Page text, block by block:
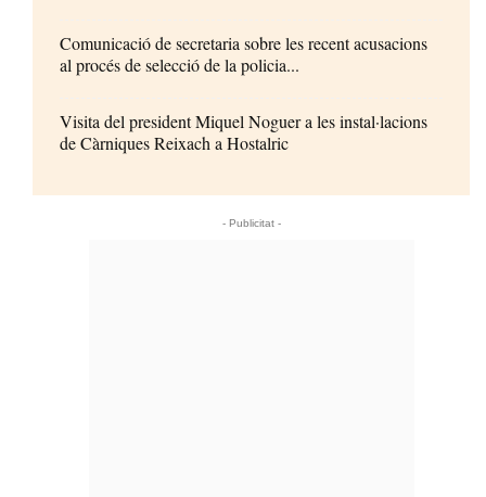
Comunicació de secretaria sobre les recent acusacions
al procés de selecció de la policia...
Visita del president Miquel Noguer a les instal·lacions
de Càrniques Reixach a Hostalric
- Publicitat -